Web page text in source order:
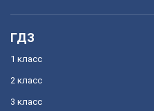
ГДЗ
1 класс
2 класс
3 класс